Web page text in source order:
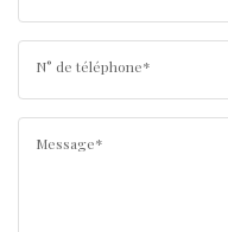
N° de téléphone*
Message*